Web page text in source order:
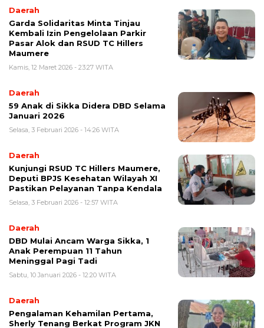
Daerah
Garda Solidaritas Minta Tinjau
Kembali Izin Pengelolaan Parkir
Pasar Alok dan RSUD TC Hillers
Maumere
Kamis, 12 Maret 2026 - 23:27 WITA
Daerah
59 Anak di Sikka Didera DBD Selama
Januari 2026
Selasa, 3 Februari 2026 - 14:26 WITA
Daerah
Kunjungi RSUD TC Hillers Maumere,
Deputi BPJS Kesehatan Wilayah XI
Pastikan Pelayanan Tanpa Kendala
Selasa, 3 Februari 2026 - 12:57 WITA
Daerah
DBD Mulai Ancam Warga Sikka, 1
Anak Perempuan 11 Tahun
Meninggal Pagi Tadi
Sabtu, 10 Januari 2026 - 12:20 WITA
Daerah
Pengalaman Kehamilan Pertama,
Sherly Tenang Berkat Program JKN